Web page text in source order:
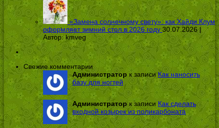
«Замена солнечному свету»: как Хайди Клум
оформляет зимний стол в 2026 году 30.07.2026 |
Автор:kmveg
Свежие комментарии
Администратор к записиКак наносить
базу для ногтей
Администраторк записи Как сделать
входной козырек из поликарбоната